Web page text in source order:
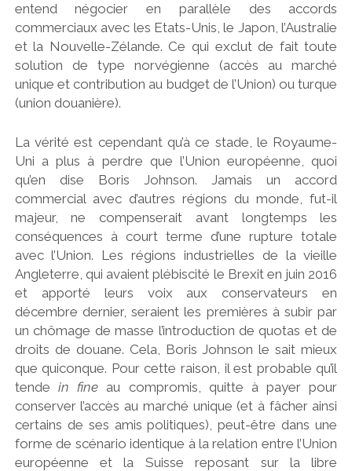
entend négocier en parallèle des accords
commerciaux avec les Etats-Unis, le Japon, l’Australie
et la Nouvelle-Zélande. Ce qui exclut de fait toute
solution de type norvégienne (accès au marché
unique et contribution au budget de l’Union) ou turque
(union douanière).
La vérité est cependant qu’à ce stade, le Royaume-
Uni a plus à perdre que l’Union européenne, quoi
qu’en dise Boris Johnson. Jamais un accord
commercial avec d’autres régions du monde, fut-il
majeur, ne compenserait avant longtemps les
conséquences à court terme d’une rupture totale
avec l’Union. Les régions industrielles de la vieille
Angleterre, qui avaient plébiscité le Brexit en juin 2016
et apporté leurs voix aux conservateurs en
décembre dernier, seraient les premières à subir par
un chômage de masse l’introduction de quotas et de
droits de douane. Cela, Boris Johnson le sait mieux
que quiconque. Pour cette raison, il est probable qu’il
tende in fine au compromis, quitte à payer pour
conserver l’accès au marché unique (et à fâcher ainsi
certains de ses amis politiques), peut-être dans une
forme de scénario identique à la relation entre l’Union
européenne et la Suisse reposant sur la libre